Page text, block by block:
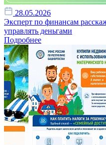
28.05.2026
Эксперт по финансам
управлять деньгами
Подробнее